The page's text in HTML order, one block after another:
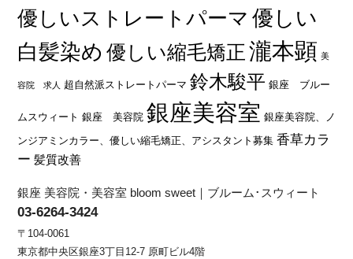
優しいストレートパーマ 優しい
白髪染め 優しい縮毛矯正 瀧本顕 美
容院 求人 超自然派ストレートパーマ 鈴木駿平 銀座 ブルー
ムスウィート 銀座 美容院 銀座美容室 銀座美容院、ノ
ンジアミンカラー、優しい縮毛矯正、アシスタント募集 香草カラ
ー 髪質改善
銀座 美容院・美容室 bloom sweet｜ブルーム･スウィート
03-6264-3424
〒104-0061
東京都中央区銀座3丁目12-7 原町ビル4階